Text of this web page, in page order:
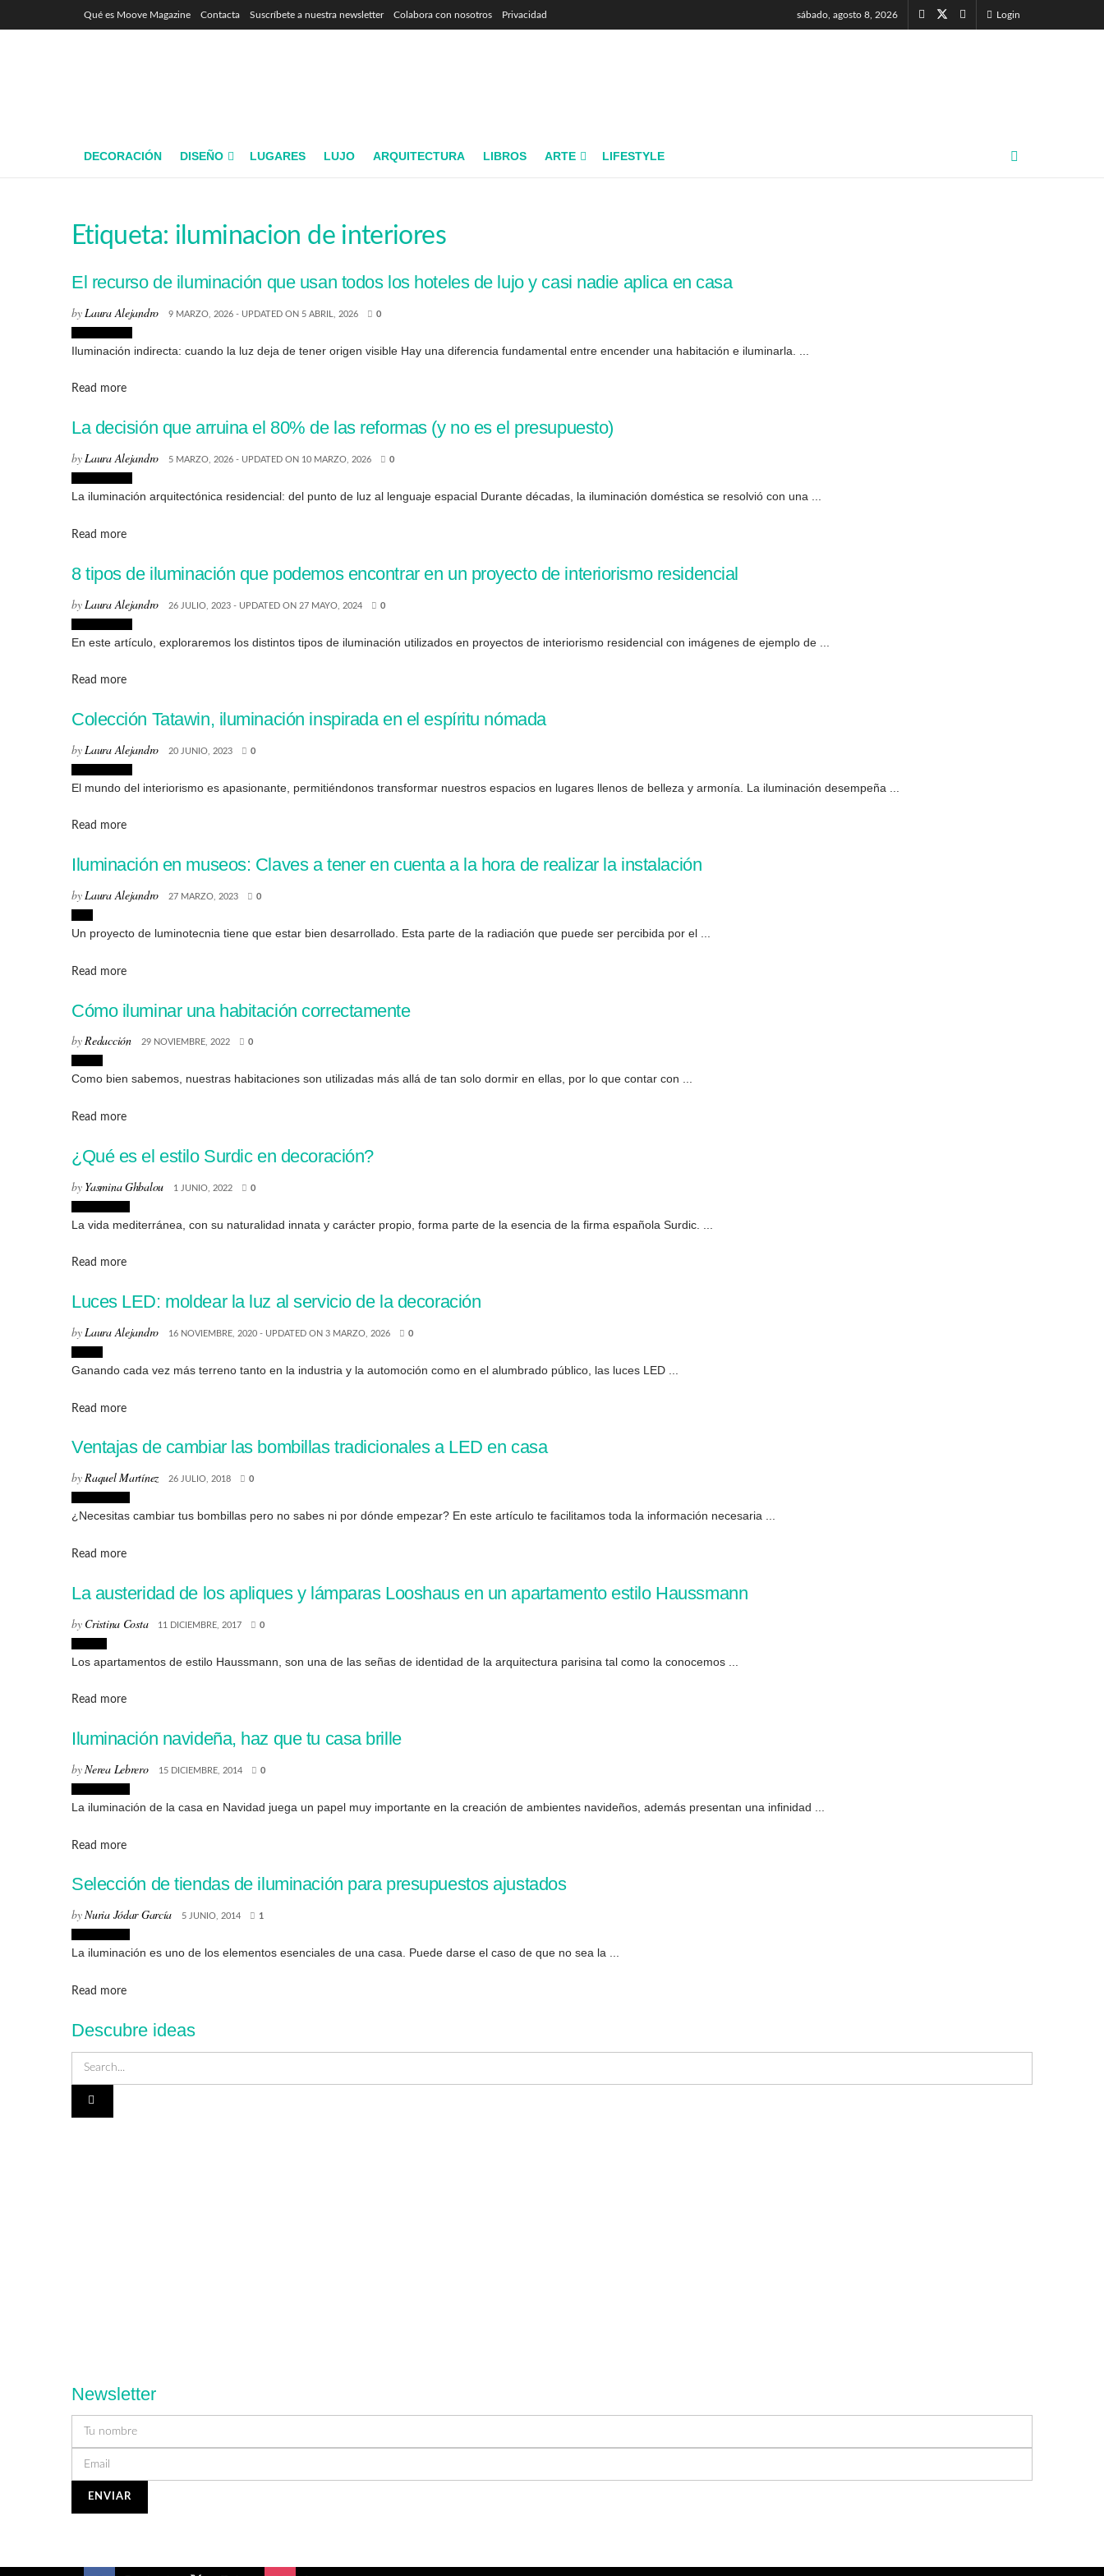
Qué es Moove Magazine Contacta Suscríbete a nuestra newsletter Colabora con nosotros Privacidad sábado, agosto 8, 2026 Login
DECORACIÓN DISEÑO LUGARES LUJO ARQUITECTURA LIBROS ARTE LIFESTYLE
Etiqueta: iluminacion de interiores
El recurso de iluminación que usan todos los hoteles de lujo y casi nadie aplica en casa
byLaura Alejandro 9 MARZO, 2026 - UPDATED ON 5 ABRIL, 2026 0
Iluminación indirecta: cuando la luz deja de tener origen visible Hay una diferencia fundamental entre encender una habitación e iluminarla. ...
Read moreDetails
La decisión que arruina el 80% de las reformas (y no es el presupuesto)
byLaura Alejandro 5 MARZO, 2026 - UPDATED ON 10 MARZO, 2026 0
La iluminación arquitectónica residencial: del punto de luz al lenguaje espacial Durante décadas, la iluminación doméstica se resolvió con una ...
Read moreDetails
8 tipos de iluminación que podemos encontrar en un proyecto de interiorismo residencial
by Laura Alejandro 26 JULIO, 2023 - UPDATED ON 27 MAYO, 2024 0
En este artículo, exploraremos los distintos tipos de iluminación utilizados en proyectos de interiorismo residencial con imágenes de ejemplo de ...
Read moreDetails
Colección Tatawin, iluminación inspirada en el espíritu nómada
byLaura Alejandro 20 JUNIO, 2023 0
El mundo del interiorismo es apasionante, permitiéndonos transformar nuestros espacios en lugares llenos de belleza y armonía. La iluminación desempeña ...
Read moreDetails
Iluminación en museos: Claves a tener en cuenta a la hora de realizar la instalación
byLaura Alejandro 27 MARZO, 2023 0
Un proyecto de luminotecnia tiene que estar bien desarrollado. Esta parte de la radiación que puede ser percibida por el ...
Read moreDetails
Cómo iluminar una habitación correctamente
byRedacción 29 NOVIEMBRE, 2022 0
Como bien sabemos, nuestras habitaciones son utilizadas más allá de tan solo dormir en ellas, por lo que contar con ...
Read moreDetails
¿Qué es el estilo Surdic en decoración?
by Yasmina Ghbalou 1 JUNIO, 2022 0
La vida mediterránea, con su naturalidad innata y carácter propio, forma parte de la esencia de la firma española Surdic. ...
Read moreDetails
Luces LED: moldear la luz al servicio de la decoración
byLaura Alejandro 16 NOVIEMBRE, 2020 - UPDATED ON 3 MARZO, 2026 0
Ganando cada vez más terreno tanto en la industria y la automoción como en el alumbrado público, las luces LED ...
Read moreDetails
Ventajas de cambiar las bombillas tradicionales a LED en casa
byRaquel Martínez 26 JULIO, 2018 0
¿Necesitas cambiar tus bombillas pero no sabes ni por dónde empezar? En este artículo te facilitamos toda la información necesaria ...
Read moreDetails
La austeridad de los apliques y lámparas Looshaus en un apartamento estilo Haussmann
by Cristina Costa 11 DICIEMBRE, 2017 0
Los apartamentos de estilo Haussmann, son una de las señas de identidad de la arquitectura parisina tal como la conocemos ...
Read moreDetails
Iluminación navideña, haz que tu casa brille
byNerea Lebrero 15 DICIEMBRE, 2014 0
La iluminación de la casa en Navidad juega un papel muy importante en la creación de ambientes navideños, además presentan una infinidad ...
Read moreDetails
Selección de tiendas de iluminación para presupuestos ajustados
byNuria Jódar García 5 JUNIO, 2014 1
La iluminación es uno de los elementos esenciales de una casa. Puede darse el caso de que no sea la ...
Read moreDetails
Descubre ideas
Newsletter